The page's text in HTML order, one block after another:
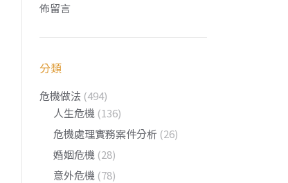
佈留言
分類
危機做法 (494)
人生危機 (136)
危機處理實務案件分析 (26)
婚姻危機 (28)
意外危機 (78)